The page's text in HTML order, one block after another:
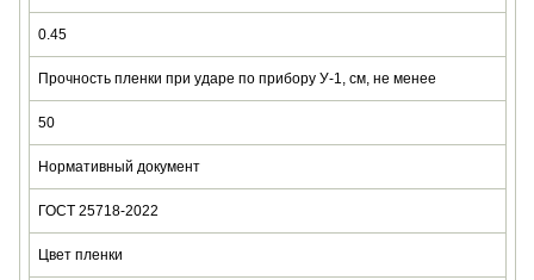
0.45
Прочность пленки при ударе по прибору У-1, см, не менее
50
Нормативный документ
ГОСТ 25718-2022
Цвет пленки